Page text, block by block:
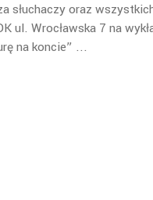
słuchaczy oraz
ul. Wrocławska 7 na
na koncie”